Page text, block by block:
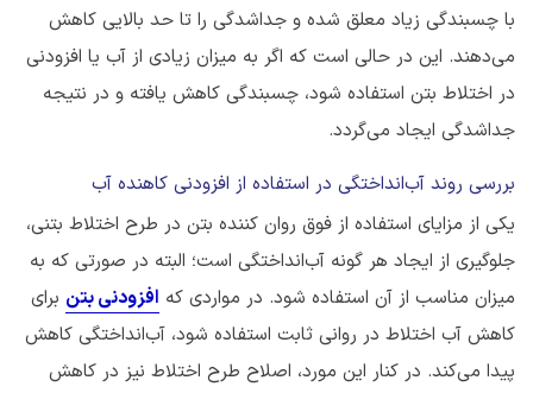
با چسبندگی زیاد معلق شده و جداشدگی را تا حد بالایی کاهش
می‌دهند. این در حالی است که اگر به میزان زیادی از آب یا افزودنی
در اختلاط بتن استفاده شود، چسبندگی کاهش یافته و در نتیجه
جداشدگی ایجاد می‌گردد.
بررسی روند آب‌انداختگی در استفاده از افزودنی کاهنده آب
یکی از مزایای استفاده از فوق روان کننده بتن در طرح اختلاط بتنی،
جلوگیری از ایجاد هر گونه آب‌انداختگی است؛ البته در صورتی که به
میزان مناسب از آن استفاده شود. در مواردی که افزودنی بتن برای
کاهش آب اختلاط در روانی ثابت استفاده ‌شود، آب‌انداختگی کاهش
پیدا می‌کند. در کنار این مورد، اصلاح طرح اختلاط نیز در کاهش